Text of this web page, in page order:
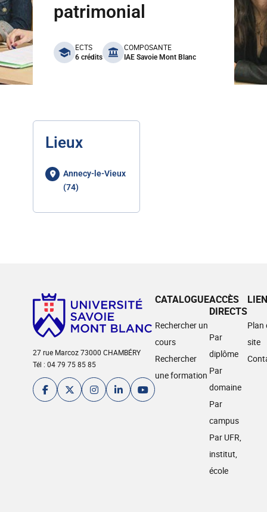
patrimonial
benefits
ECTS
6 crédits
COMPOSANTE
IAE Savoie Mont Blanc
Lieux
Annecy-le-Vieux
(74)
27 rue Marcoz 73000 CHAMBÉRY
Tél : 04 79 75 85 85
CATALOGUE
Rechercher un
cours
Rechercher
une formation
ACCÈS
DIRECTS
Par
diplôme
Par
domaine
Par
campus
Par UFR,
institut,
école
Plan
site